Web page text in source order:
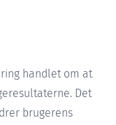
handlet om at
Det
brugerens